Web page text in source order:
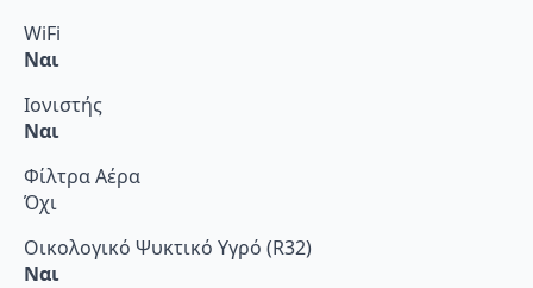
WiFi
Ναι
Ιονιστής
Ναι
Φίλτρα Αέρα
Όχι
Οικολογικό Ψυκτικό Υγρό (R32)
Ναι